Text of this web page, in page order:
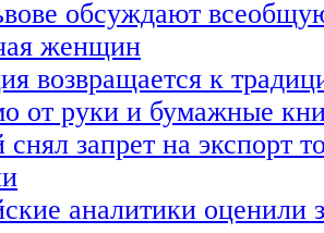
обсуждают
женщин
возвращается к
от руки и бумажные
снял запрет на экспорт
аналитики оценили